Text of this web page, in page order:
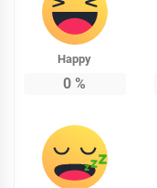
Happy
0 %